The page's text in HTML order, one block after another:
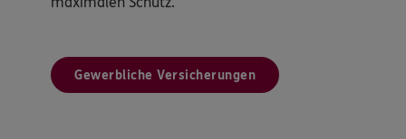
Gewerbliche Versicherungen